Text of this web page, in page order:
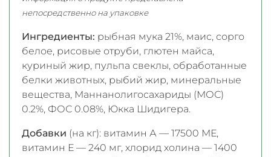
непосредственно на упаковке
Ингредиенты: рыбная мука 21%, маис, сорго
белое, рисовые отруби, глютен майса,
куриный жир, пульпа свеклы, обработанные
белки животных, рыбий жир, минеральные
вещества, Маннанолигосахариды (МОС)
0.2%, ФОС 0.08%, Юкка Шидигера.
Добавки (на кг): витамин А — 17500 МЕ,
витамин Е — 240 мг, хлорид холина — 1400